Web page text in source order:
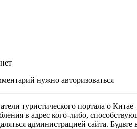
нужно авторизоваться
туристического портала о
в адрес кого-либо,
администрацией сайта.